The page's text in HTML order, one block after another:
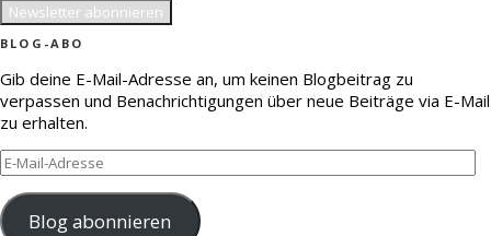
BLOG-ABO
Gib deine E-Mail-Adresse an, um keinen Blogbeitrag zu
verpassen und Benachrichtigungen über neue Beiträge via E-Mail
zu erhalten.
E-
Mail-
Adresse
Blog abonnieren